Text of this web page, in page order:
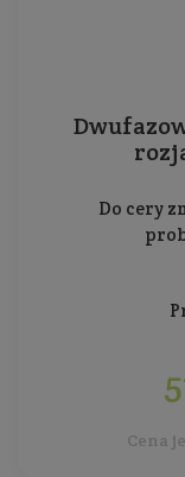
Do cery
Cena